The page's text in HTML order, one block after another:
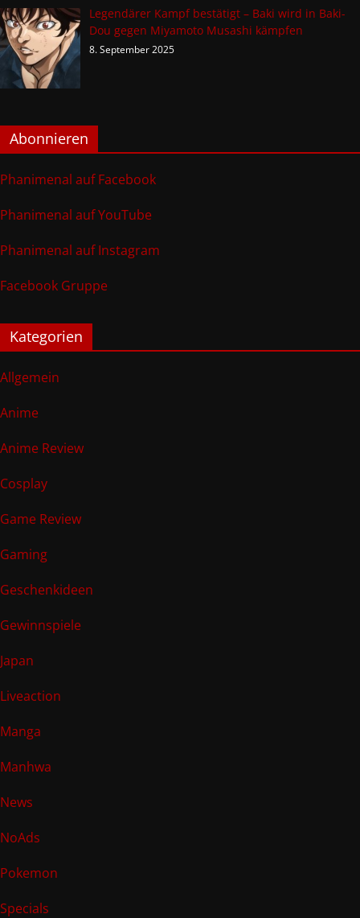
Legendärer Kampf bestätigt – Baki wird in Baki-
Dou gegen Miyamoto Musashi kämpfen
8. September 2025
Abonnieren
Phanimenal auf Facebook
Phanimenal auf YouTube
Phanimenal auf Instagram
Facebook Gruppe
Kategorien
Allgemein
Anime
Anime Review
Cosplay
Game Review
Gaming
Geschenkideen
Gewinnspiele
Japan
Liveaction
Manga
Manhwa
News
NoAds
Pokemon
Specials